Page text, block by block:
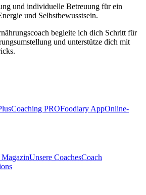
und individuelle Betreuung für ein
und Selbstbewusstsein.
begleite ich dich Schritt für
und unterstütze dich mit
Coaching PROFoodiary AppOnline-
Unsere CoachesCoach